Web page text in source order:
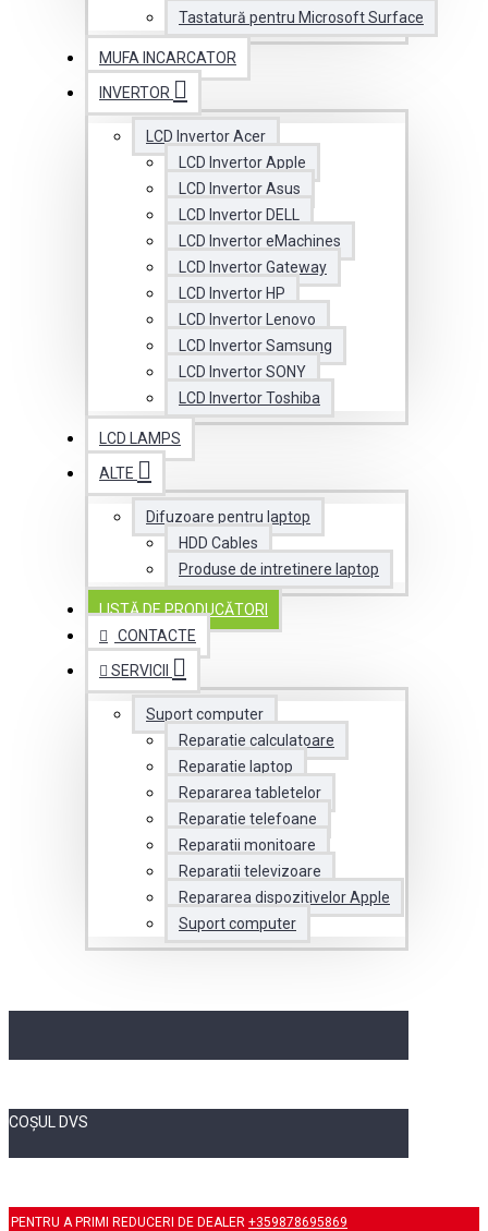
Tastatură pentru Microsoft Surface
MUFA INCARCATOR
INVERTOR
LCD Invertor Acer
LCD Invertor Apple
LCD Invertor Asus
LCD Invertor DELL
LCD Invertor eMachines
LCD Invertor Gateway
LCD Invertor HP
LCD Invertor Lenovo
LCD Invertor Samsung
LCD Invertor SONY
LCD Invertor Toshiba
LCD LAMPS
ALTE
Difuzoare pentru laptop
HDD Cables
Produse de intretinere laptop
LISTĂ DE PRODUCĂTORI
CONTACTE
SERVICII
Suport computer
Reparatie calculatoare
Reparatie laptop
Repararea tabletelor
Reparatie telefoane
Reparatii monitoare
Reparatii televizoare
Repararea dispozitivelor Apple
Suport computer
COȘUL DVS
PENTRU A PRIMI REDUCERI DE DEALER +359878695869